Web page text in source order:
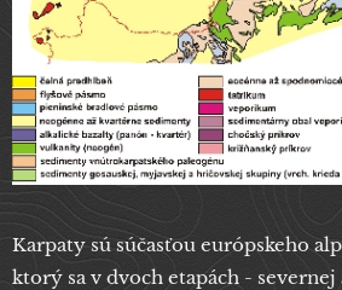
Karpaty sú súčasťou európskeho
ktorý sa v dvoch etapách -